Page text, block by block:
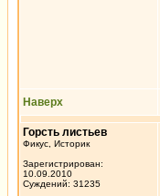
Наверх
Горсть листьев
Фикус, Историк
Зарегистрирован:
10.09.2010
Суждений: 31235